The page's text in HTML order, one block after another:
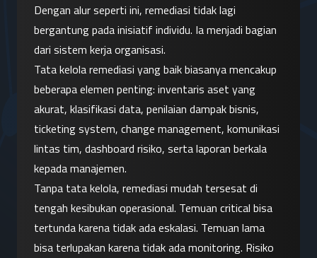
Dengan alur seperti ini, remediasi tidak lagi
bergantung pada inisiatif individu. Ia menjadi bagian
dari sistem kerja organisasi.
Tata kelola remediasi yang baik biasanya mencakup
beberapa elemen penting: inventaris aset yang
akurat, klasifikasi data, penilaian dampak bisnis,
ticketing system, change management, komunikasi
lintas tim, dashboard risiko, serta laporan berkala
kepada manajemen.
Tanpa tata kelola, remediasi mudah tersesat di
tengah kesibukan operasional. Temuan critical bisa
tertunda karena tidak ada eskalasi. Temuan lama
bisa terlupakan karena tidak ada monitoring. Risiko